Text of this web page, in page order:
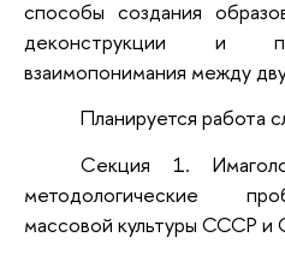
способы создания
деконструкции и
взаимопонимания между
Планируется работа
Секция 1.
методологические
массовой культуры СССР